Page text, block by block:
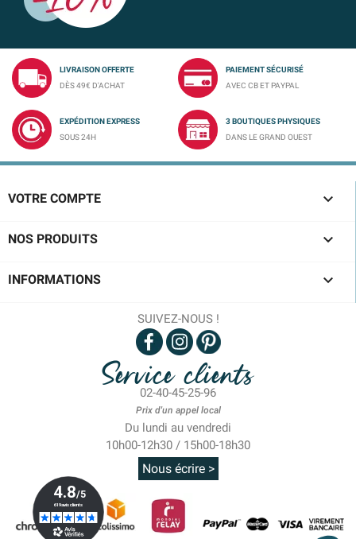
LIVRAISON OFFERTE
DÈS 49€ D'ACHAT
PAIEMENT SÉCURISÉ
AVEC CB ET PAYPAL
EXPÉDITION EXPRESS
SOUS 24H
3 BOUTIQUES PHYSIQUES
DANS LE GRAND OUEST
VOTRE COMPTE 
NOS PRODUITS 
INFORMATIONS 
SUIVEZ-NOUS !
Service clients
02-40-45-25-96
Prix d'un appel local
Du lundi au vendredi
10h00-12h30 / 15h00-18h30
Nous écrire >